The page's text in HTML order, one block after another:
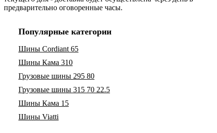
предварительно оговоренные часы.
Популярные категории
Шины Cordiant 65
Шины Кама 310
Грузовые шины 295 80
Грузовые шины 315 70 22.5
Шины Кама 15
Шины Viatti